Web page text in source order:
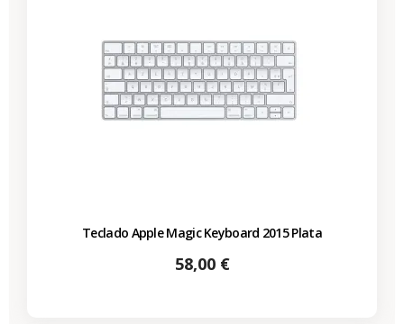
Teclado Apple Magic Keyboard 2015 Plata
Precio
58,00 €